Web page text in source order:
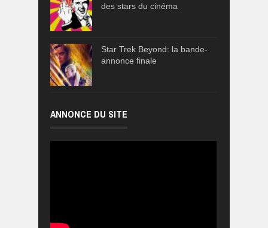
des stars du cinéma
Star Trek Beyond: la bande-
annonce finale
ANNONCE DU SITE